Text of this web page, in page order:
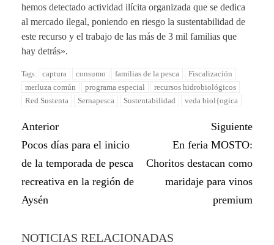
hemos detectado actividad ilícita organizada que se dedica
al mercado ilegal, poniendo en riesgo la sustentabilidad de
este recurso y el trabajo de las más de 3 mil familias que
hay detrás».
Tags: captura consumo familias de la pesca
Fiscalización
merluza común
programa especial
recursos hidrobiológicos
Red Sustenta
Sernapesca Sustentabilidad veda biol{ogica
Anterior
Pocos días para el inicio
de la temporada de pesca
recreativa en la región de
Aysén
Siguiente
En feria MOSTO:
Choritos destacan como
maridaje para vinos
premium
NOTICIAS RELACIONADAS